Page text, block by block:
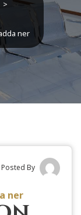
>
ner
Posted By
ner